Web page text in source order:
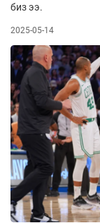
биз ээ.
2025-05-14